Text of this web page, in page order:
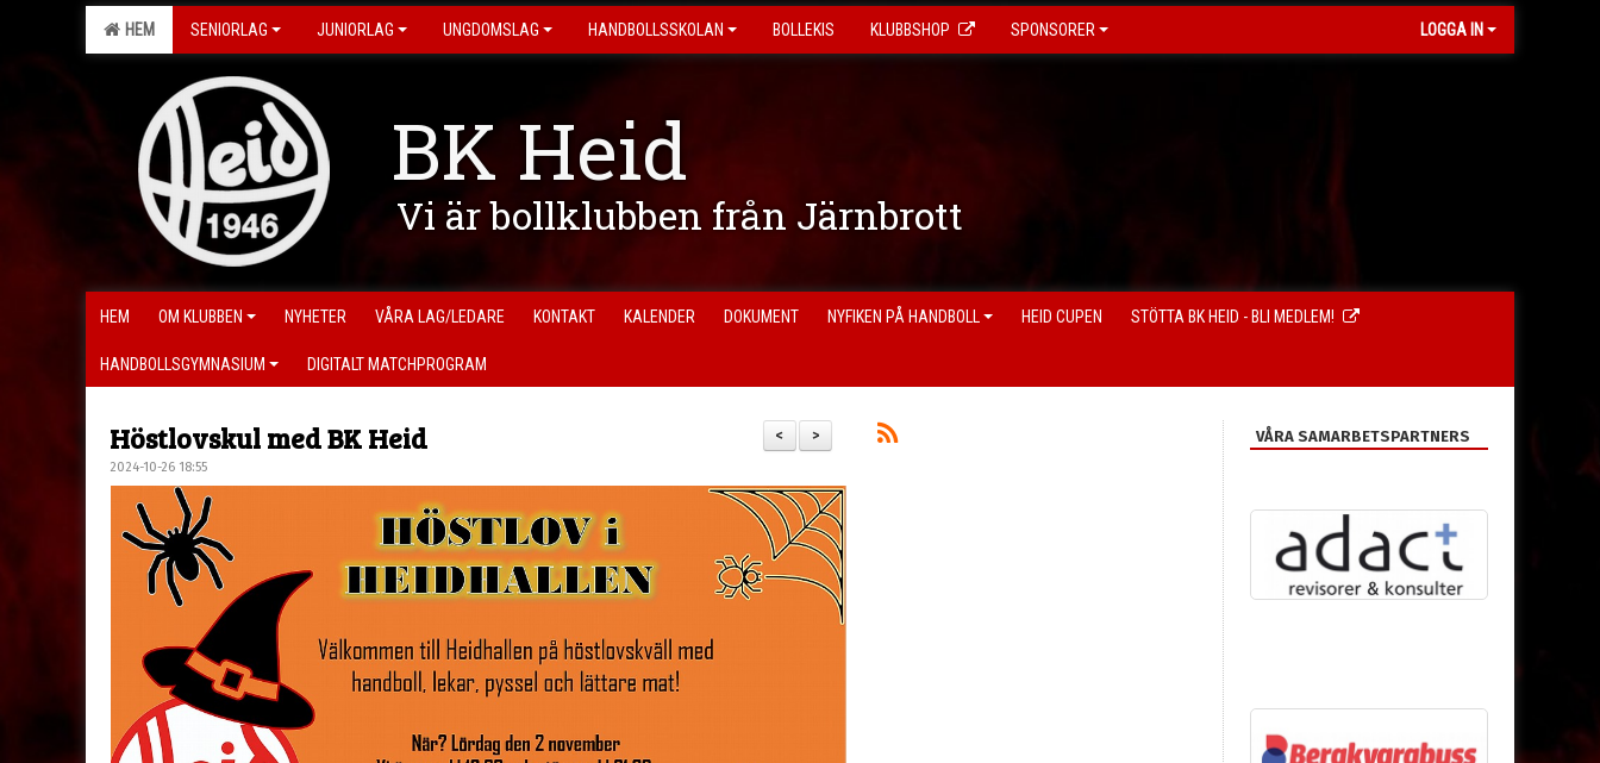
HEM SENIORLAG JUNIORLAG UNGDOMSLAG HANDBOLLSSKOLAN BOLLEKIS KLUBBSHOP SPONSORER LOGGA IN
BK Heid
Vi är bollklubben från Järnbrott
HEM OM KLUBBEN NYHETER VÅRA LAG/LEDARE KONTAKT KALENDER DOKUMENT NYFIKEN PÅ HANDBOLL HEID CUPEN STÖTTA BK HEID - BLI MEDLEM!
HANDBOLLSGYMNASIUM DIGITALT MATCHPROGRAM
>
<
Höstlovskul med BK Heid
2024-10-26 18:55
VÅRA SAMARBETSPARTNERS